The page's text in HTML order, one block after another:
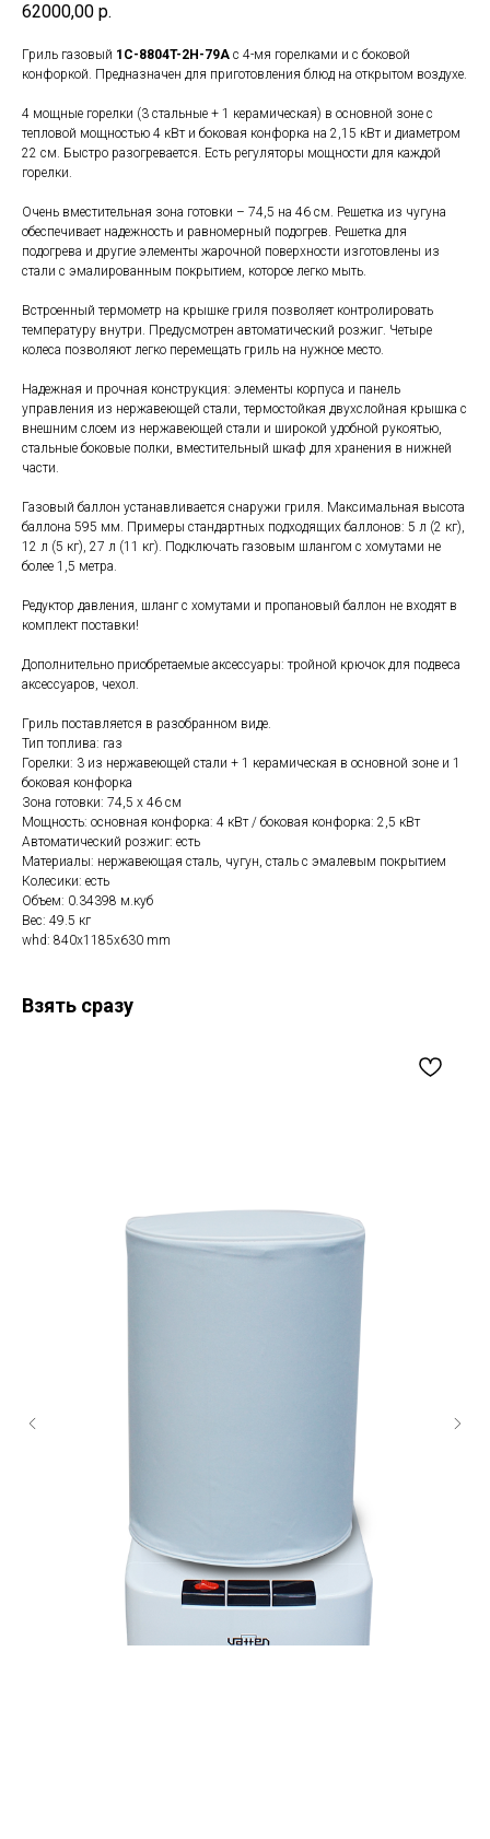
62000,00 р.
Гриль газовый 1C-8804T-2H-79A с 4-мя горелками и с боковой
конфоркой. Предназначен для приготовления блюд на открытом воздухе.
4 мощные горелки (3 стальные + 1 керамическая) в основной зоне с
тепловой мощностью 4 кВт и боковая конфорка на 2,15 кВт и диаметром
22 см. Быстро разогревается. Есть регуляторы мощности для каждой
горелки.
Очень вместительная зона готовки – 74,5 на 46 см. Решетка из чугуна
обеспечивает надежность и равномерный подогрев. Решетка для
подогрева и другие элементы жарочной поверхности изготовлены из
стали с эмалированным покрытием, которое легко мыть.
Встроенный термометр на крышке гриля позволяет контролировать
температуру внутри. Предусмотрен автоматический розжиг. Четыре
колеса позволяют легко перемещать гриль на нужное место.
Надежная и прочная конструкция: элементы корпуса и панель
управления из нержавеющей стали, термостойкая двухслойная крышка с
внешним слоем из нержавеющей стали и широкой удобной рукоятью,
стальные боковые полки, вместительный шкаф для хранения в нижней
части.
Газовый баллон устанавливается снаружи гриля. Максимальная высота
баллона 595 мм. Примеры стандартных подходящих баллонов: 5 л (2 кг),
12 л (5 кг), 27 л (11 кг). Подключать газовым шлангом с хомутами не
более 1,5 метра.
Редуктор давления, шланг с хомутами и пропановый баллон не входят в
комплект поставки!
Дополнительно приобретаемые аксессуары: тройной крючок для подвеса
аксессуаров, чехол.
Гриль поставляется в разобранном виде.
Тип топлива: газ
Горелки: 3 из нержавеющей стали + 1 керамическая в основной зоне и 1
боковая конфорка
Зона готовки: 74,5 x 46 см
Мощность: основная конфорка: 4 кВт / боковая конфорка: 2,5 кВт
Автоматический розжиг: есть
Материалы: нержавеющая сталь, чугун, сталь с эмалевым покрытием
Колесики: есть
Объем: 0.34398 м.куб
Вес: 49.5 кг
whd: 840x1185x630 mm
Взять сразу